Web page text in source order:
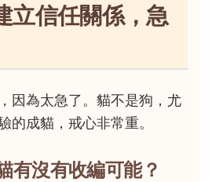
立信任關係，急
因為太急了。貓不是狗，尤
的成貓，戒心非常重。
有沒有收編可能？